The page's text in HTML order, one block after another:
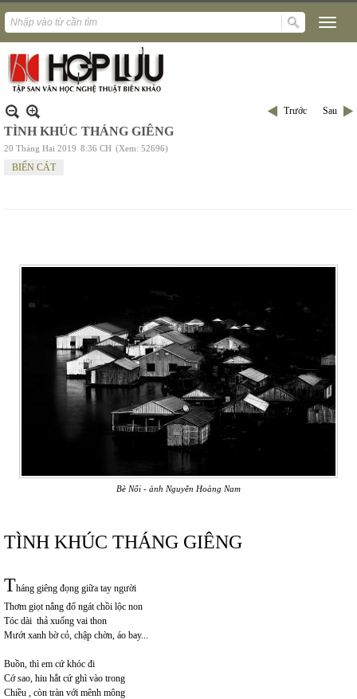
Trước Sau
TÌNH KHÚC THÁNG GIÊNG
20 Tháng Hai 2019 8:36 CH (Xem: 52696)
BIỂN CÁT
Bè Nổi - ảnh Nguyễn Hoàng Nam
TÌNH KHÚC THÁNG GIÊNG
Tháng giêng đọng giữa tay người
Thơm giọt nắng đổ ngát chồi lộc non
Tóc dài thả xuống vai thon
Mướt xanh bờ cỏ, chập chờn, áo bay...
Buồn, thì em cứ khóc đi
Cớ sao, hiu hắt cứ ghì vào trong
Chiều , còn tràn với mênh mông